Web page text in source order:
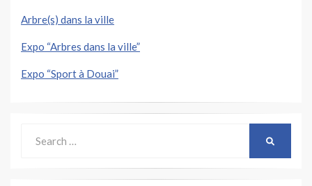
Arbre(s) dans la ville
Expo “Arbres dans la ville”
Expo “Sport à Douai”
for: